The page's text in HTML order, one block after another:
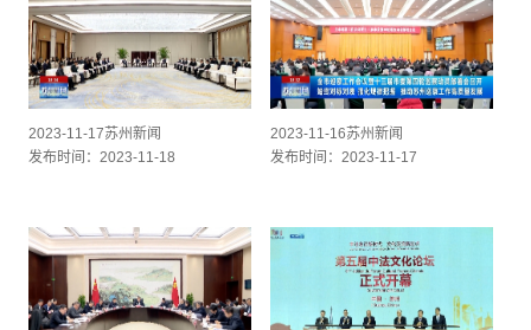
2023-11-17苏州新闻
发布时间：2023-11-18
2023-11-16苏州新闻
发布时间：2023-11-17